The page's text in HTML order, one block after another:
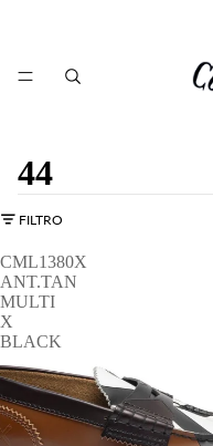
44
FILTRO
CML1380X
ANT.TAN
MULTI
X
BLACK